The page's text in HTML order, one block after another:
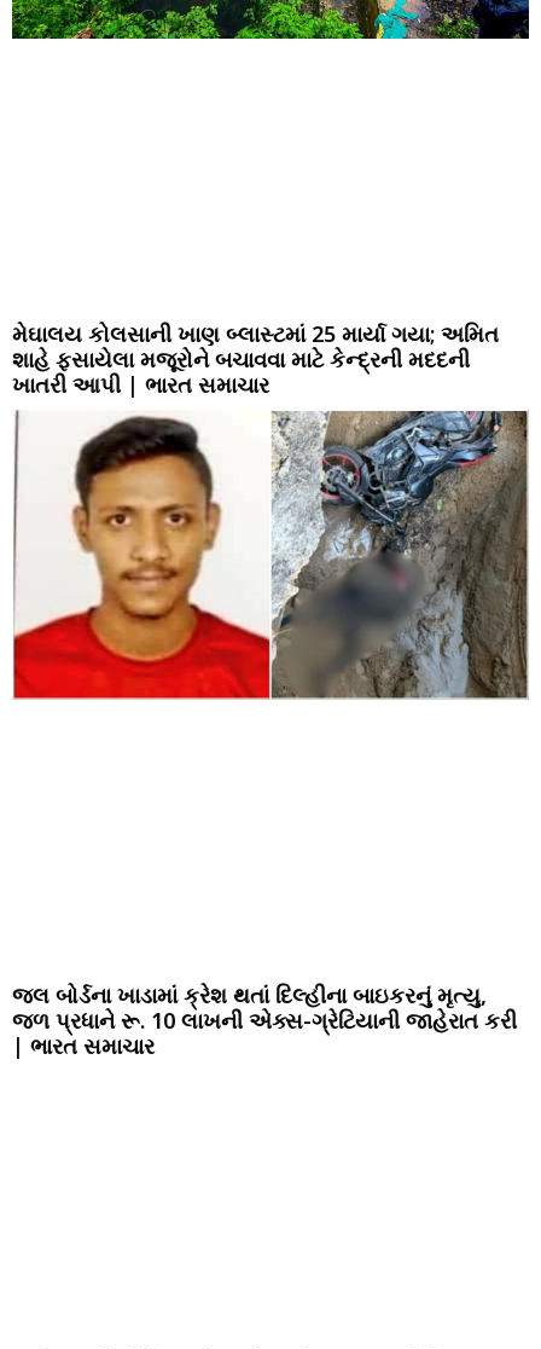
મેઘાલય કોલસાની ખાણ બ્લાસ્ટમાં 25 માર્યા ગયા; અમિત
શાહે ફસાયેલા મજૂરોને બચાવવા માટે કેન્દ્રની મદદની
ખાતરી આપી | ભારત સમાચાર
જલ બોર્ડના ખાડામાં ક્રેશ થતાં દિલ્હીના બાઇકરનું મૃત્યુ,
જળ પ્રધાને રૂ. 10 લાખની એક્સ-ગ્રેટિયાની જાહેરાત કરી
| ભારત સમાચાર